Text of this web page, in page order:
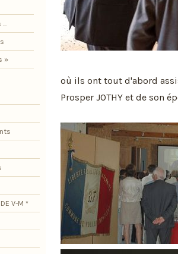
où ils ont tout d'abord
Prosper JOTHY et de son
»
V-M *